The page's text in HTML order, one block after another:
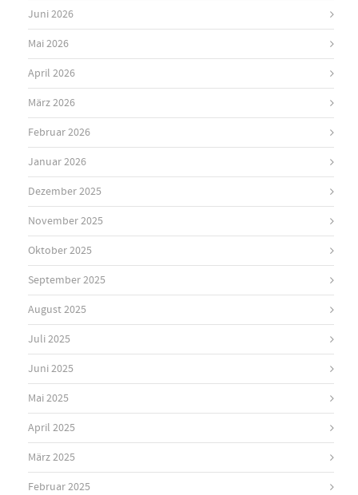
Juni 2026
Mai 2026
April 2026
März 2026
Februar 2026
Januar 2026
Dezember 2025
November 2025
Oktober 2025
September 2025
August 2025
Juli 2025
Juni 2025
Mai 2025
April 2025
März 2025
Februar 2025